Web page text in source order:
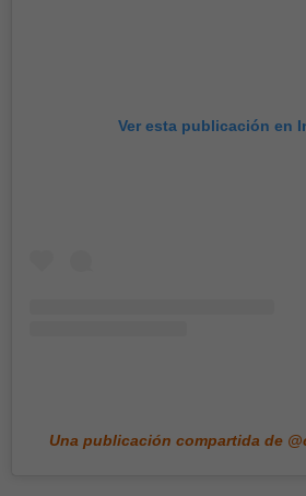
Ver esta publicación en
Una publicación compartida de